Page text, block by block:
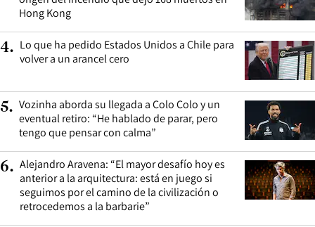
Hong Kong
4. Lo que ha pedido Estados Unidos a Chile para
volver a un arancel cero
5. Vozinha aborda su llegada a Colo Colo y un
eventual retiro: “He hablado de parar, pero
tengo que pensar con calma”
6. Alejandro Aravena: “El mayor desafío hoy es
anterior a la arquitectura: está en juego si
seguimos por el camino de la civilización o
retrocedemos a la barbarie”